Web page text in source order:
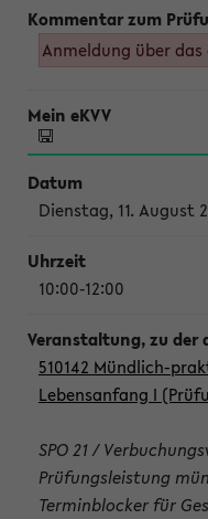
Anmeldung über das
Dienstag, 11. August
10:00-12:00
510142 Mündlich-
Lebensanfang I
SPO 21 /
Prüfungsleistung
Terminblocker für